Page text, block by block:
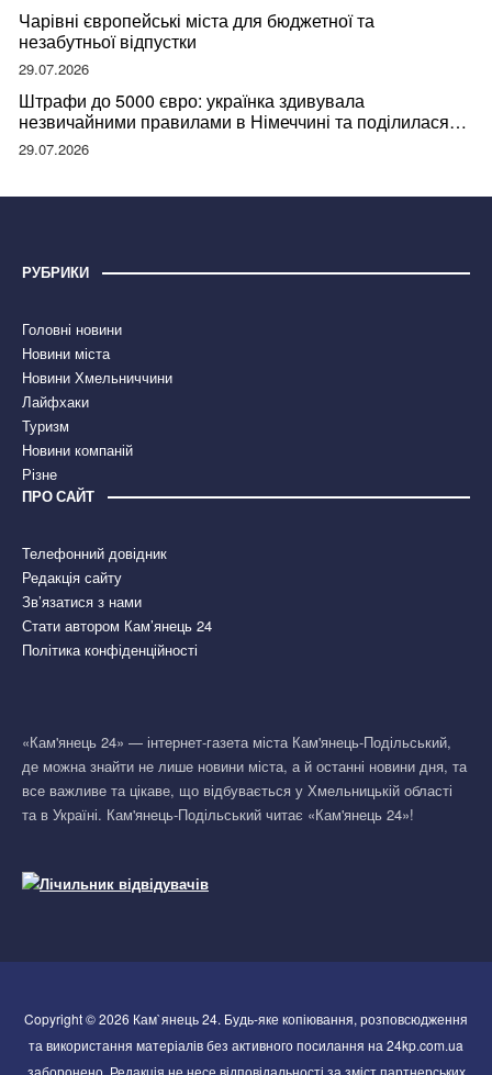
Чарівні європейські міста для бюджетної та
незабутньої відпустки
29.07.2026
Штрафи до 5000 євро: українка здивувала
незвичайними правилами в Німеччині та поділилася
правдою
29.07.2026
РУБРИКИ
Головні новини
Новини міста
Новини Хмельниччини
Лайфхаки
Туризм
Новини компаній
Різне
ПРО САЙТ
Телефонний довідник
Редакція сайту
Зв’язатися з нами
Стати автором Кам’янець 24
Політика конфіденційності
«Кам'янець 24» — інтернет-газета міста Кам'янець-Подільський,
де можна знайти не лише новини міста, а й останні новини дня, та
все важливе та цікаве, що відбувається у Хмельницькій області
та в Україні. Кам'янець-Подільський читає «Кам'янець 24»!
Copyright © 2026 Кам`янець 24. Будь-яке копіювання, розповсюдження
та використання матеріалів без активного посилання на 24kp.com.ua